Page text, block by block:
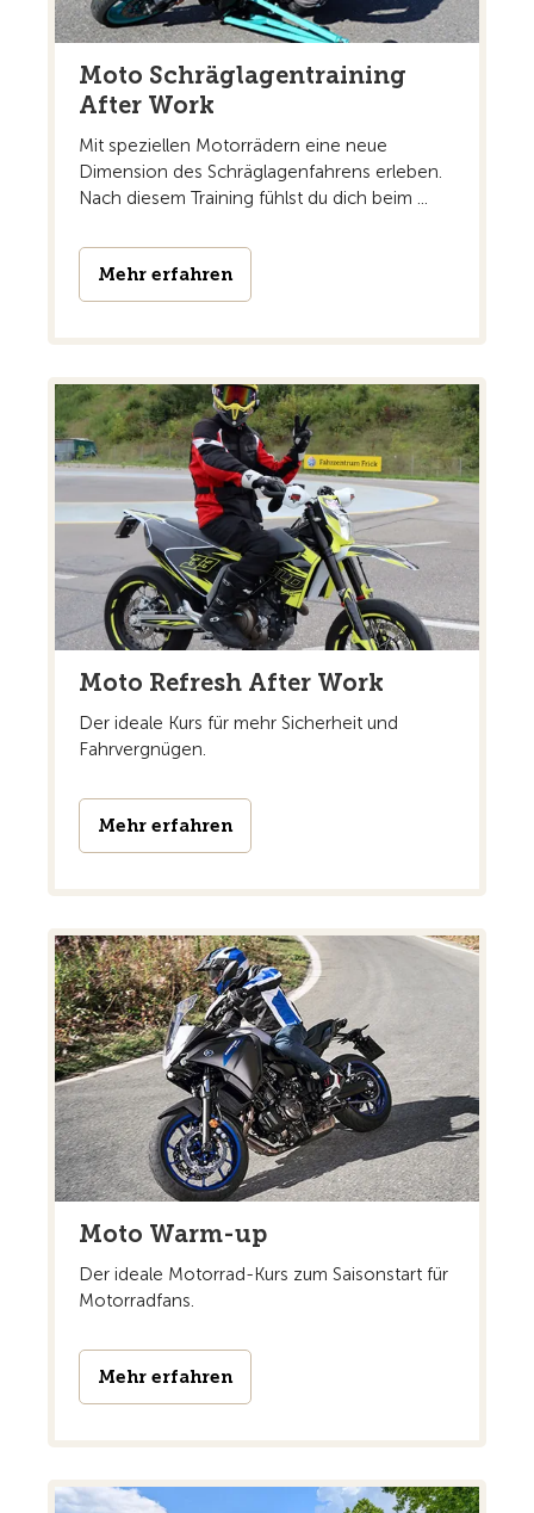
Moto Schräglagentraining
After Work
Mit speziellen Motorrädern eine neue
Dimension des Schräglagenfahrens erleben.
Nach diesem Training fühlst du dich beim ...
Mehr erfahren
Moto Refresh After Work
Der ideale Kurs für mehr Sicherheit und
Fahrvergnügen.
Mehr erfahren
Moto Warm-up
Der ideale Motorrad-Kurs zum Saisonstart für
Motorradfans.
Mehr erfahren